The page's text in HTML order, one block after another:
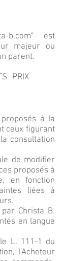
b.com" est
majeur ou
parent.
-PRIX
à la
ceux figurant
consultation
de modifier
proposés à
en fonction
liées à
Christa B.
en langue
L. 111-1 du
l’Acheteur